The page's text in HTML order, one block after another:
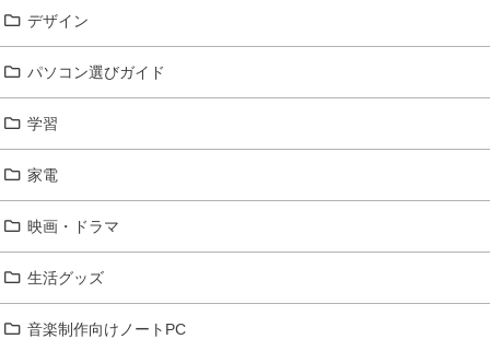
デザイン
パソコン選びガイド
学習
家電
映画・ドラマ
生活グッズ
音楽制作向けノートPC